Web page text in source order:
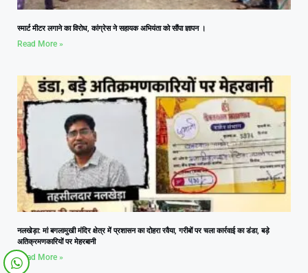
स्मार्ट मीटर लगाने का विरोध, कांग्रेस ने सहायक अभियंता को सौंपा ज्ञापन ।
Read More »
नलखेड़ा: मां बगलामुखी मंदिर क्षेत्र में प्रशासन का दोहरा रवैया, गरीबों पर चला कार्रवाई का डंडा, बड़े
अतिक्रमणकारियों पर मेहरबानी
Read More »